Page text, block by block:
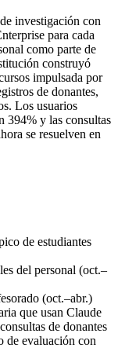
investigación con
para cada
como parte de
construyó
impulsada por
de donantes,
Los usuarios
394% y las consultas
se resuelven en
de estudiantes
del personal (oct.–
(oct.–abr.)
que usan Claude
de donantes
de evaluación con